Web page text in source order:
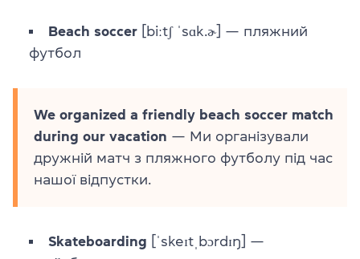
Beach soccer [biːtʃ ˈsɑk.ɚ] — пляжний
футбол
We organized a friendly beach soccer match
during our vacation — Ми організували
дружній матч з пляжного футболу під час
нашої відпустки.
Skateboarding [ˈskeɪtˌbɔrdɪŋ] —